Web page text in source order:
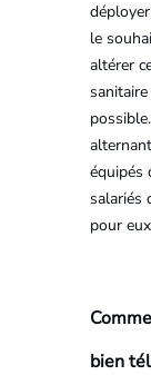
le
altérer
équipés
salariés
pour
bien